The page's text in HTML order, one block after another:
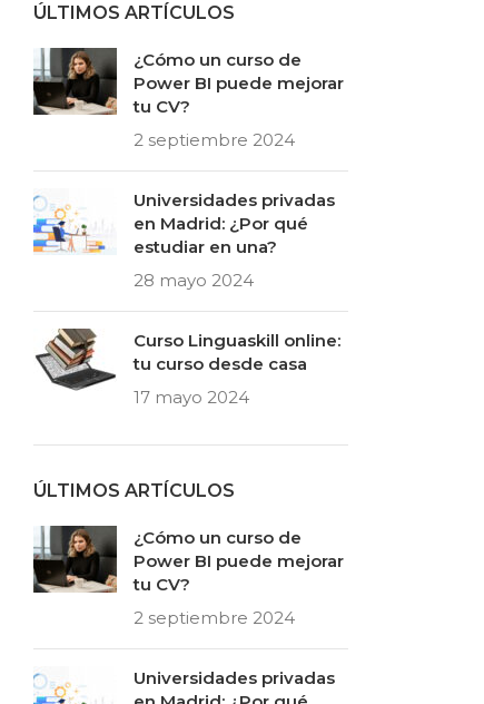
ÚLTIMOS ARTÍCULOS
¿Cómo un curso de
Power BI puede mejorar
tu CV?
2 septiembre 2024
Universidades privadas
en Madrid: ¿Por qué
estudiar en una?
28 mayo 2024
Curso Linguaskill online:
tu curso desde casa
17 mayo 2024
ÚLTIMOS ARTÍCULOS
¿Cómo un curso de
Power BI puede mejorar
tu CV?
2 septiembre 2024
Universidades privadas